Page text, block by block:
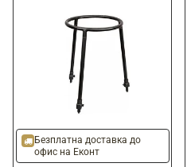
Безплатна доставка до
офис на Еконт